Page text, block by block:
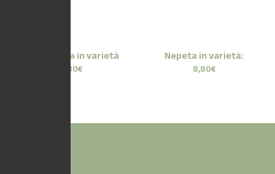
Cornus Alba in varietà
8,80€
Nepeta in varietà:
8,80€